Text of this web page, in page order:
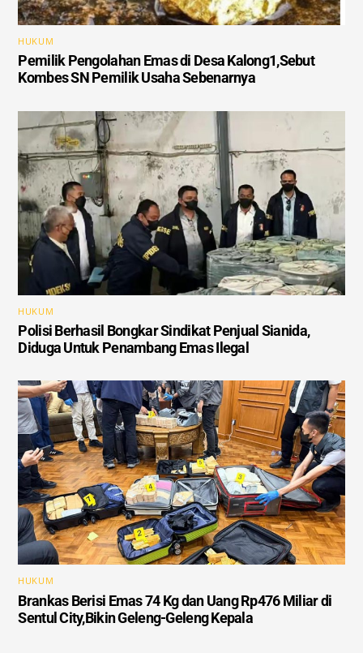
HUKUM
Pemilik Pengolahan Emas di Desa Kalong1,Sebut
Kombes SN Pemilik Usaha Sebenarnya
HUKUM
Polisi Berhasil Bongkar Sindikat Penjual Sianida,
Diduga Untuk Penambang Emas Ilegal
HUKUM
Brankas Berisi Emas 74 Kg dan Uang Rp476 Miliar di
Sentul City,Bikin Geleng-Geleng Kepala